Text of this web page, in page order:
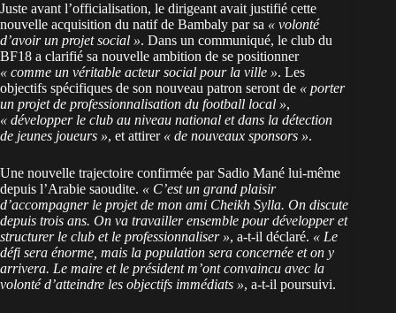
Juste avant l’officialisation, le dirigeant avait justifié cette
nouvelle acquisition du natif de Bambaly par sa « volonté
d’avoir un projet social ». Dans un communiqué, le club du
BF18 a clarifié sa nouvelle ambition de se positionner
« comme un véritable acteur social pour la ville ». Les
objectifs spécifiques de son nouveau patron seront de « porter
un projet de professionnalisation du football local »,
« développer le club au niveau national et dans la détection
de jeunes joueurs », et attirer « de nouveaux sponsors ».
Une nouvelle trajectoire confirmée par Sadio Mané lui-même
depuis l’Arabie saoudite. « C’est un grand plaisir
d’accompagner le projet de mon ami Cheikh Sylla. On discute
depuis trois ans. On va travailler ensemble pour développer et
structurer le club et le professionnaliser », a-t-il déclaré. « Le
défi sera énorme, mais la population sera concernée et on y
arrivera. Le maire et le président m’ont convaincu avec la
volonté d’atteindre les objectifs immédiats », a-t-il poursuivi.